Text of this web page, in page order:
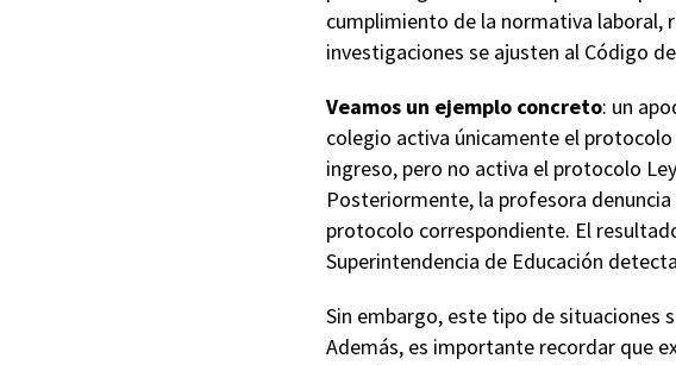
cumplimiento de la normativa laboral,
investigaciones se ajusten al Código
Veamos un ejemplo concreto: un
colegio activa únicamente el
ingreso, pero no activa el protocolo
Posteriormente, la profesora
protocolo correspondiente. El
Superintendencia de Educación
Sin embargo, este tipo de situaciones
Además, es importante recordar que